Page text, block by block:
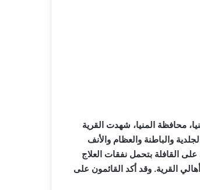
محافظة المنيا، شهدت القرية
والباطنة والعظام والأنف
كما قام القائمون على القافلة بتحمل نفقات العلاج
القرية. وقد أكد القائمون على